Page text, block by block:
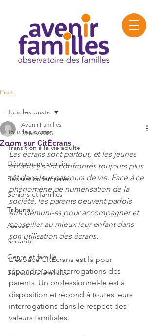
Post
Tous les posts
Transition à la vie adulte
Décrochage scolaire
Séparation familiales
Seniors et familles
Tribunal
Assises
Scolarité
Genre et famille
Structures familiales
Tous les posts
Zoom sur CitÉcrans
Avenir Familles
25 nov. 2025
Les écrans sont partout, et les jeunes
enfants y sont confrontés toujours plus
tôt dans leur parcours de vie. Face à ce
phénomène de numérisation de la
société, les parents peuvent parfois
être démuni-es pour accompagner et
conseiller au mieux leur enfant dans
son utilisation des écrans.
L'espace CitÉcrans est là pour
répondre aux interrogations des
parents. Un professionnel-le est à
disposition et répond à toutes leurs
interrogations dans le respect des
valeurs familiales.